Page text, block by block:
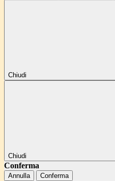
Chiudi
Chiudi
Conferma
Annulla Conferma